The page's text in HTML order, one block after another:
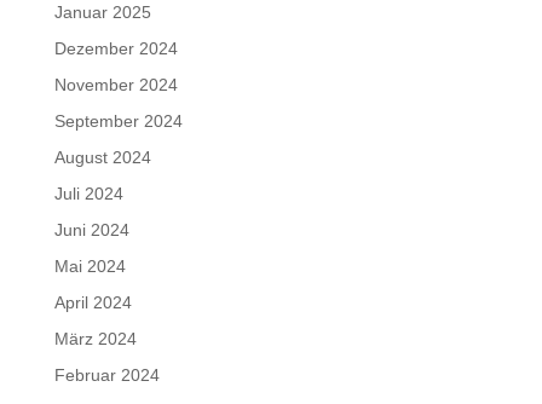
Januar 2025
Dezember 2024
November 2024
September 2024
August 2024
Juli 2024
Juni 2024
Mai 2024
April 2024
März 2024
Februar 2024